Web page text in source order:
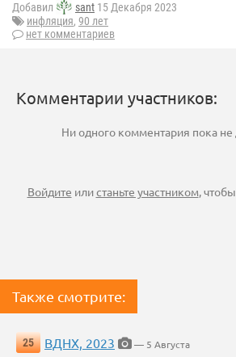
Добавил sant 15 Декабря 2023
инфляция, 90 лeт
нет комментариев
Комментарии участников:
Ни одного комментария пока
Войдите илистаньте участником,
Также смотрите:
25 ВДНХ, 2023
— 5 Августа